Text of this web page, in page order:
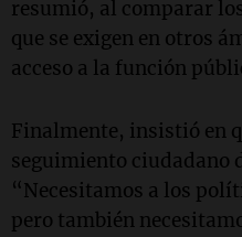
resumió, al comparar
que se exigen en otros
acceso a la función
Finalmente, insistió en
seguimiento ciudadano
“Necesitamos a los
pero también